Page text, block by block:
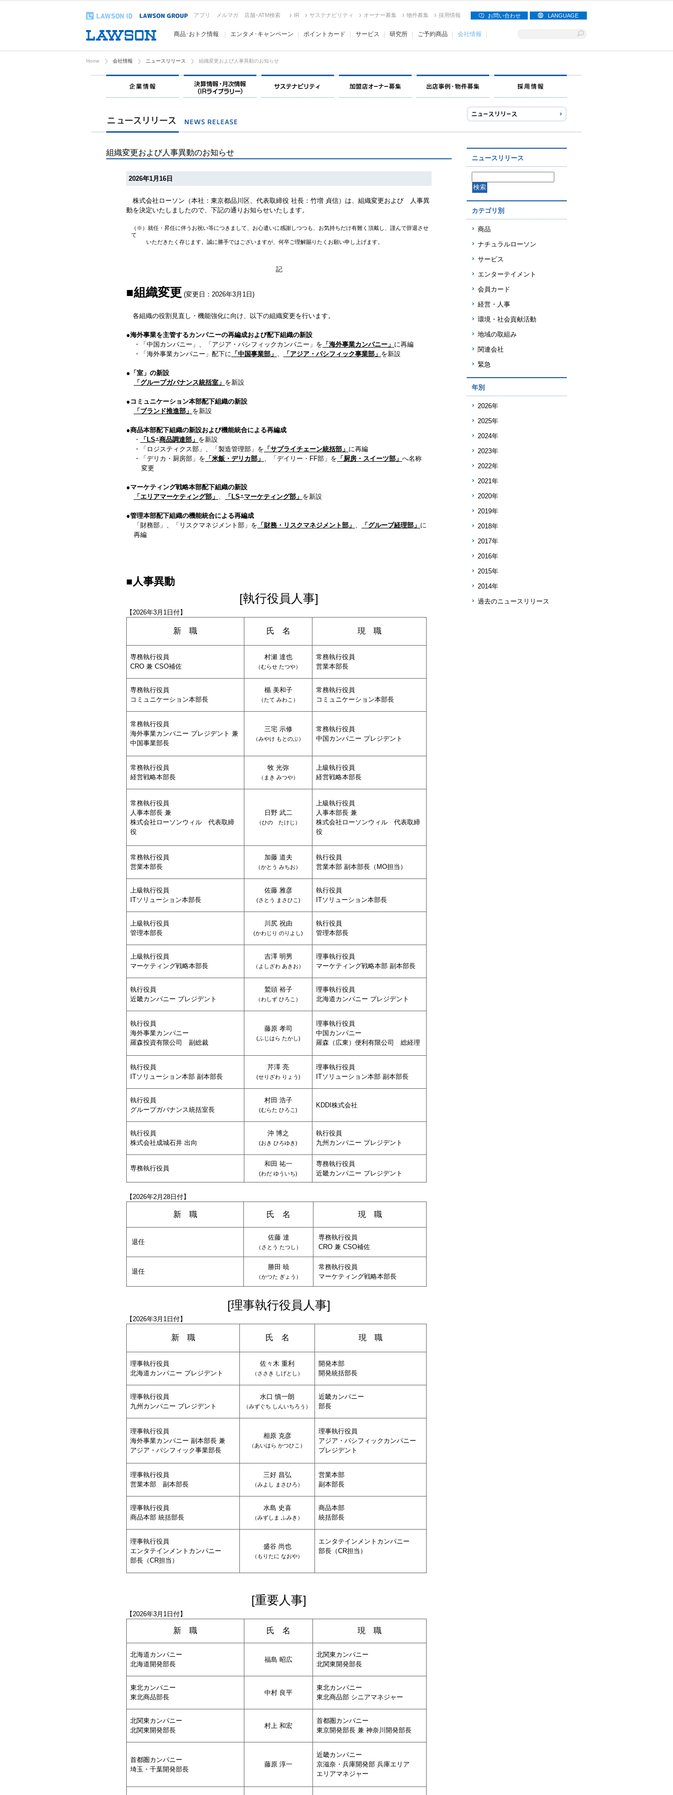
アプリ メルマガ 店舗･ATM検索 IR サステナビリティ オーナー募集 物件募集 採用情報 お問い合わせ LANGUAGE
商品･おトク情報 エンタメ･キャンペーン ポイントカード サービス 研究所 ご予約商品 会社情報
Home 会社情報 ニュースリリース 組織変更および人事異動のお知らせ
企業情報
組織変更および人事異動のお知らせ
2026年1月16日
株式会社ローソン（本社：東京都品川区、代表取締役 社長：竹増 貞信）は、組織変更および 人事異
動を決定いたしましたので、下記の通りお知らせいたします。
（※）就任・昇任に伴うお祝い等につきまして、お心遣いに感謝しつつも、お気持ちだけ有難く頂戴し、謹んで辞退させ
て
いただきたく存じます。誠に勝手ではございますが、何卒ご理解賜りたくお願い申し上げます。
記
■組織変更 (変更日：2026年3月1日)
各組織の役割見直し・機能強化に向け、以下の組織変更を行います。
●海外事業を主管するカンパニーの再編成および配下組織の新設
・「中国カンパニー」、「アジア・パシフィックカンパニー」を 「海外事業カンパニー」 に再編
・「海外事業カンパニー」配下に 「中国事業部」 、 「アジア・パシフィック事業部」 を新設
● 「室」の新設
「グループガバナンス統括室」 を新設
● コミュニケーション本部配下組織の新設
「 ブランド推進部」 を新設
●商品本部配下組織の新設および機能統合による再編成
・
「LS ＋商品調達部」 を新設
・「ロジスティクス部」、「製造管理部」を 「サプライチェーン統括部」 に再編
・「デリカ・厨房部」を 「米飯・デリカ部」 、「デイリー・FF部」を 「厨房・スイーツ部」 へ名称
変更
●マーケティング戦略本部配下組織の新設
「エリアマーケティング部」 、 「LS ＋ マーケティング部」 を新設
●管理本部配下組織の機能統合による再編成
「財務部」、「リスクマネジメント部」を 「財務・リスクマネジメント部」 、 「グループ経理部」 に
再編
■人事異動
[執行役員人事]
【2026年3月1日付】
新 職 氏 名 現 職
専務執行役員
CRO 兼 CSO補佐
村瀬 達也
（むらせ たつや）
常務執行役員
営業本部長
専務執行役員
コミュニケーション本部長
楯 美和子
（たて みわこ ）
常務執行役員
コミュニケーション本部長
常務執行役員
海外事業カンパニー プレジデント 兼
中国事業部長
三宅 示修
（みやけ もとのぶ）
常務執行役員
中国カンパニー プレジデント
常務執行役員
経営戦略本部長
牧 光弥
（ まき みつや）
上級執行役員
経営戦略本部長
常務執行役員
人事本部長 兼
株式会社ローソンウィル 代表取締
役
日野 武二
（ひの たけじ ）
上級執行役員
人事本部長 兼
株式会社ローソンウィル 代表取締
役
常務執行役員
営業本部長
加藤 道夫
（かとう みちお）
執行役員
営業本部 副本部長（MO担当）
上級執行役員
ITソリューション本部長
佐藤 雅彦
(さとう まさひこ )
執行役員
ITソリューション本部長
上級執行役員
管理本部長
川尻 祝由
(かわじり のりよし)
執行役員
管理本部長
上級執行役員
マーケティング戦略本部長
吉澤 明男
（ よしざわ あきお）
理事執行役員
マーケティング戦略本部 副本部長
執行役員
近畿カンパニー プレジデント
鷲頭 裕子
（わしず ひろこ ）
理事執行役員
北海道カンパニー プレジデント
執行役員
海外事業カンパニー
羅森投資有限公司 副総裁
藤原 孝司
(ふじはら たかし)
理事執行役員
中国カンパニー
羅森（広東）便利有限公司 総経理
執行役員
ITソリューション本部 副本部長
芹澤 亮
(せりざわ りょう )
理事執行役員
ITソリューション本部 副本部長
執行役員
グループガバナンス統括室長
村田 浩子
(むらた ひろこ )
KDDI株式会社
執行役員
株式会社成城石井 出向
沖 博之
(おき ひろゆき)
執行役員
九州カンパニー プレジデント
専務執行役員
和田 祐一
(わだ ゆういち)
専務執行役員
近畿カンパニー プレジデント
【2026年2月28日付】
新 職 氏 名 現 職
退任
佐藤 達
（さとう たつし ）
専務執行役員
CRO 兼 CSO補佐
退任
勝田 暁
（かつた ぎょう ）
常務執行役員
マーケティング戦略本部長
[理事執行役員人事]
【2026年3月1日付】
新 職 氏 名 現 職
理事執行役員
北海道カンパニー プレジデント
佐々木 重利
（ささき しげとし ）
開発本部
開発統括部長
理事執行役員
九州カンパニー プレジデント
水口 慎一朗
（みずぐち しんいちろう ）
近畿カンパニー
部長
理事執行役員
海外事業カンパニー 副本部長 兼
アジア・パシフィック事業部長
相原 克彦
（あいはら かつひこ ）
理事執行役員
アジア・パシフィックカンパニー
プレジデント
理事執行役員
営業本部 副本部長
三好 昌弘
（みよし まさひろ）
営業本部
副本部長
理事執行役員
商品本部 統括部長
水島 史喜
（みずしま ふみき ）
商品本部
統括部長
理事執行役員
エンタテインメントカンパニー
部長（CR担当）
盛谷 尚也
（ もりたに なおや）
エンタテインメントカンパニー
部長（CR担当）
[重要人事]
【2026年3月1日付】
新 職 氏 名 現 職
北海道カンパニー
北海道開発部長
福島 昭広
北関東カンパニー
北関東開発部長
東北カンパニー
東北商品部長
中村 良平
東北カンパニー
東北商品部 シニアマネジャー
北関東カンパニー
北関東開発部長
村上 和宏
首都圏カンパニー
東京開発部長 兼 神奈川開発部長
首都圏カンパニー
埼玉・千葉開発部長
藤原 淳一
近畿カンパニー
京滋奈・兵庫開発部 兵庫エリア
エリアマネジャー
ニュースリリース
カテゴリ別
商品
ナチュラルローソン
サービス
エンターテイメント
会員カード
経営・人事
環境・社会貢献活動
地域の取組み
関連会社
緊急
年別
2026年
2025年
2024年
2023年
2022年
2021年
2020年
2019年
2018年
2017年
2016年
2015年
2014年
過去のニュースリリース